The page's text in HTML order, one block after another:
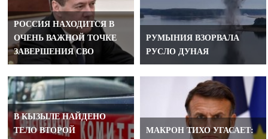
РОССИЯ НАХОДИТСЯ В
ОЧЕНЬ ВАЖНОЙ ТОЧКЕ
ЗАВЕРШЕНИЯ СВО
РУМЫНИЯ ВЗОРВАЛА
РУСЛО ДУНАЯ
В КЫЗЫЛЕ НАЙДЕНО
ТЕЛО ВТОРОЙ
МАКРОН ТИХО УГАСАЕТ: